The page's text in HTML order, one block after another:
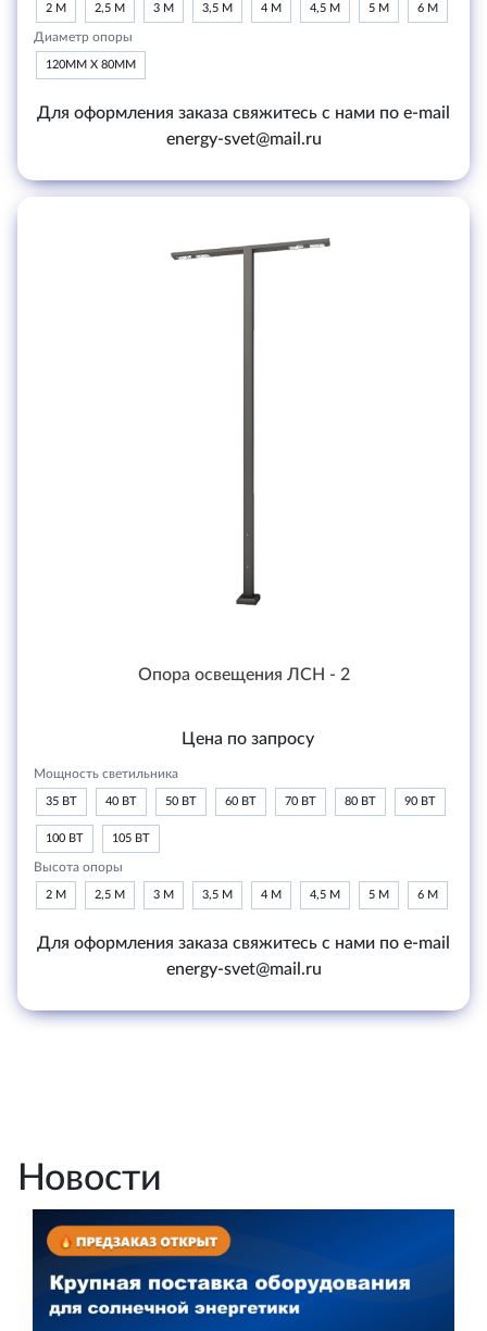
2 М 2,5 М 3 М 3,5 М 4 М 4,5 М 5 М 6 М
Диаметр опоры
120ММ Х 80ММ
Для оформления заказа свяжитесь с нами по e-mail
energy-svet@mail.ru
Опора освещения ЛСН - 2
Цена по запросу
Мощность светильника
35 ВТ 40 ВТ 50 ВТ 60 ВТ 70 ВТ 80 ВТ 90 ВТ
100 ВТ 105 ВТ
Высота опоры
2 М 2,5 М 3 М 3,5 М 4 М 4,5 М 5 М 6 М
Для оформления заказа свяжитесь с нами по e-mail
energy-svet@mail.ru
Новости